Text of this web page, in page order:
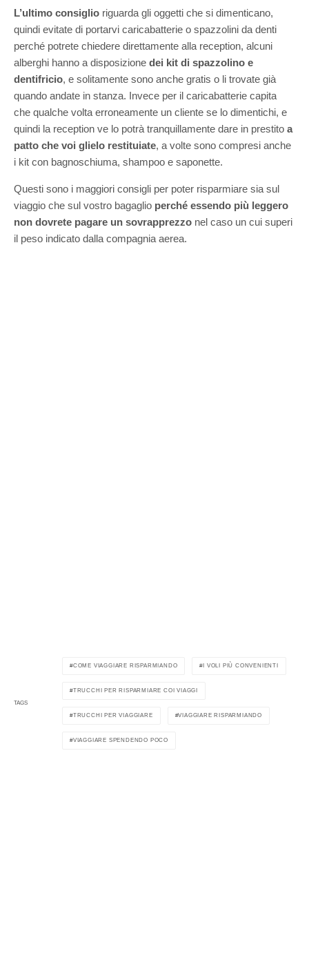
L’ultimo consiglio riguarda gli oggetti che si dimenticano,
quindi evitate di portarvi caricabatterie o spazzolini da denti
perché potrete chiedere direttamente alla reception, alcuni
alberghi hanno a disposizione dei kit di spazzolino e
dentifricio, e solitamente sono anche gratis o li trovate già
quando andate in stanza. Invece per il caricabatterie capita
che qualche volta erroneamente un cliente se lo dimentichi, e
quindi la reception ve lo potrà tranquillamente dare in prestito a
patto che voi glielo restituiate, a volte sono compresi anche
i kit con bagnoschiuma, shampoo e saponette.
Questi sono i maggiori consigli per poter risparmiare sia sul
viaggio che sul vostro bagaglio perché essendo più leggero
non dovrete pagare un sovrapprezzo nel caso un cui superi
il peso indicato dalla compagnia aerea.
TAGS
COME VIAGGIARE RISPARMIANDO I VOLI PIÙ CONVENIENTI
TRUCCHI PER RISPARMIARE COI VIAGGI
TRUCCHI PER VIAGGIARE VIAGGIARE RISPARMIANDO
VIAGGIARE SPENDENDO POCO